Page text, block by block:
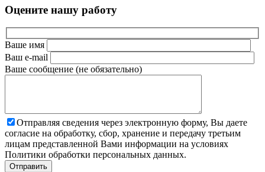
Оцените нашу работу
Ваше имя
Ваш e-mail
Ваше сообщение (не обязательно)
Отправляя сведения через электронную форму, Вы даете
согласие на обработку, сбор, хранение и передачу третьим
лицам представленной Вами информации на условиях
Политики обработки персональных данных.